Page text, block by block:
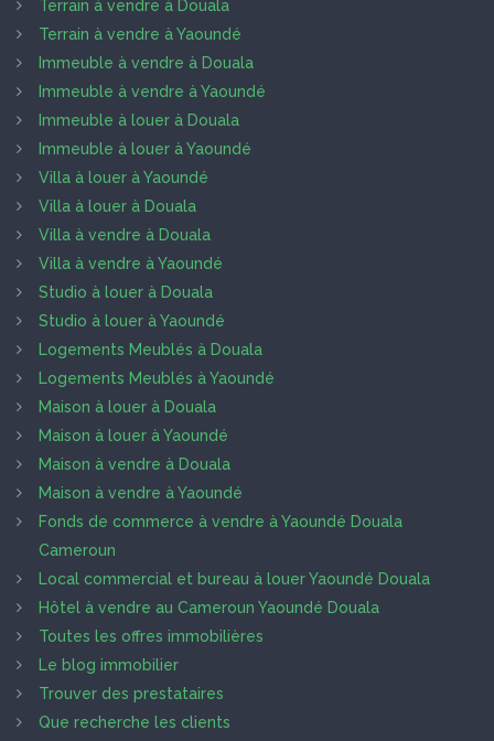
Terrain à vendre à Douala
Terrain à vendre à Yaoundé
Immeuble à vendre à Douala
Immeuble à vendre à Yaoundé
Immeuble à louer à Douala
Immeuble à louer à Yaoundé
Villa à louer à Yaoundé
Villa à louer à Douala
Villa à vendre à Douala
Villa à vendre à Yaoundé
Studio à louer à Douala
Studio à louer à Yaoundé
Logements Meublés à Douala
Logements Meublés à Yaoundé
Maison à louer à Douala
Maison à louer à Yaoundé
Maison à vendre à Douala
Maison à vendre à Yaoundé
Fonds de commerce à vendre à Yaoundé Douala
Cameroun
Local commercial et bureau à louer Yaoundé Douala
Hôtel à vendre au Cameroun Yaoundé Douala
Toutes les offres immobilières
Le blog immobilier
Trouver des prestataires
Que recherche les clients